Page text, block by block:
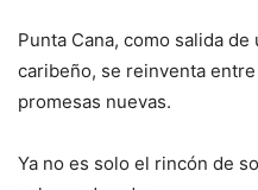
Punta Cana, como salida
caribeño, se reinventa
promesas nuevas.
Ya no es solo el rincón de